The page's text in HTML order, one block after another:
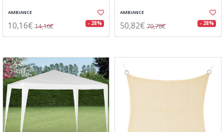
AMBIANCE
10,16€ 14,16€ - 28%
AMBIANCE
50,82€ 70,78€ - 28%